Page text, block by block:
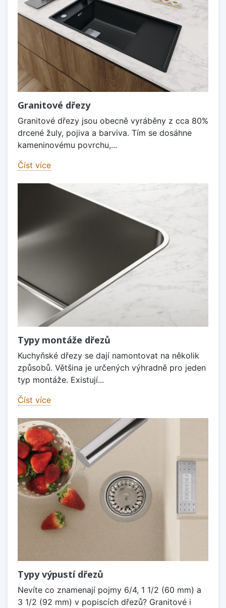
Granitové dřezy
Granitové dřezy jsou obecně vyráběny z cca 80%
drcené žuly, pojiva a barviva. Tím se dosáhne
kameninovému povrchu,...
Číst více
Typy montáže dřezů
Kuchyňské dřezy se dají namontovat na několik
způsobů. Většina je určených výhradně pro jeden
typ montáže. Existují...
Číst více
Typy výpustí dřezů
Nevíte co znamenají pojmy 6/4, 1 1/2 (60 mm) a
3 1/2 (92 mm) v popiscích dřezů? Granitové i